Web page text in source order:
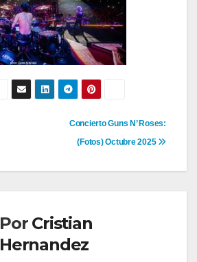
Concierto Guns N’ Roses:
(Fotos) Octubre 2025
Por Cristian
Hernandez